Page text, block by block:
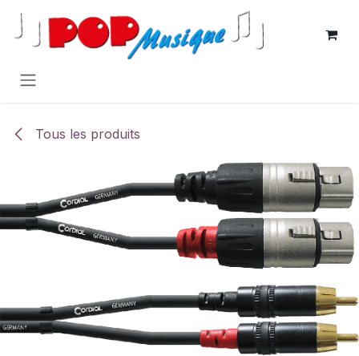
Se rendre au contenu
Tous les produits